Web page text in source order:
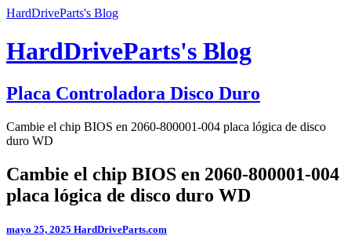
HardDriveParts's Blog
HardDriveParts's Blog
Placa Controladora Disco Duro
Cambie el chip BIOS en 2060-800001-004 placa lógica de disco
duro WD
Cambie el chip BIOS en 2060-800001-004
placa lógica de disco duro WD
mayo 25, 2025 HardDriveParts.com